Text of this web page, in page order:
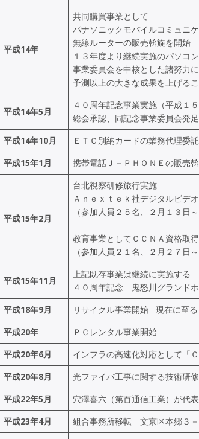
平成14年
共同購買事業として
パナソニックモバイルコミュニ
無線ルーターの販売斡旋を開始
１３年度より継続実施のパソコ
事業委員会を中核とした諸努力
予測以上の大きな成果を上げる
平成14年5月
４０周年記念事業実施（平成１
総会承認、同記念事業委員会発足
平成14年10月
ＥＴＣ別納カードの業務代理委
平成15年1月
携帯電話Ｊ－ＰＨＯＮＥの販売
平成15年2月
台北視察研修旅行実施
Ａｎｅｘｔｅｋ社デジタルビデ
（参加人員２５名、２月１３日～
教育事業としてＣＣＮＡ資格取
（参加人員２１名、２月２７日～
平成15年11月
上記既存事業は継続に実施する
４０周年記念 鬼怒川グランド
平成18年9月
リサイクル事業開始 現在に至る
平成20年
ＰＣレンタル事業開始
平成20年6月
インフラの高速化対応として「
平成20年8月
光ファイバ工事に関する技術研修
平成22年5月
穴澤喜六（第百通信工業）が代
平成23年4月
組合事務所移転 文京区本郷３